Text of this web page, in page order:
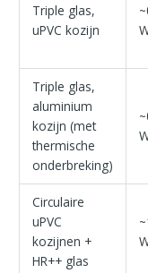
Triple glas,
uPVC kozijn
Triple glas,
aluminium
kozijn (met
thermische
onderbreking)
Circulaire
uPVC
kozijnen +
HR++ glas